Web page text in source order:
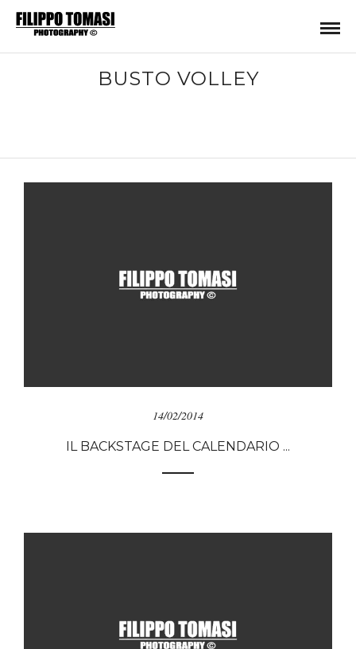
BUSTO VOLLEY
14/02/2014
IL BACKSTAGE DEL CALENDARIO ...